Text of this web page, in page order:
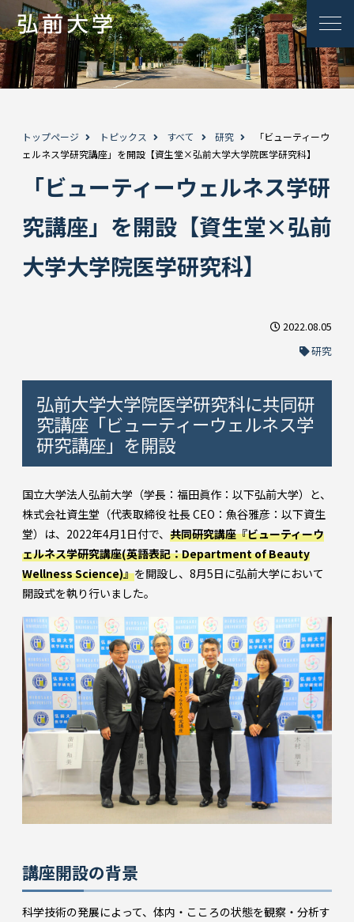
トップページ トピックス すべて 研究
「ビューティーウ
ェルネス学研究講座」を開設【資生堂×弘前大学大学院医学研究科】
「ビューティーウェルネス学研
究講座」を開設【資生堂×弘前
大学大学院医学研究科】
2022.08.05
研究
弘前大学大学院医学研究科に共同研
究講座「ビューティーウェルネス学
研究講座」を開設
国立大学法人弘前大学（学長：福田眞作：以下弘前大学）と、
株式会社資生堂（代表取締役 社長 CEO：魚谷雅彦：以下資生
堂）は、2022年4月1日付で、 共同研究講座『ビューティーウ
ェルネス学研究講座(英語表記：Department of Beauty
Wellness Science)』を開設し、8月5日に弘前大学において
開設式を執り行いました。
講座開設の背景
科学技術の発展によって、体内・こころの状態を観察・分析す